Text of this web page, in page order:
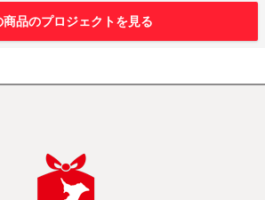
商品のプロジェクトを見る